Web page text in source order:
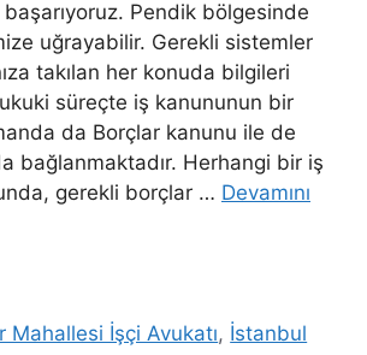
başarıyoruz. Pendik bölgesinde
uğrayabilir. Gerekli sistemler
takılan her konuda bilgileri
süreçte iş kanununun bir
da Borçlar kanunu ile de
bağlanmaktadır. Herhangi bir iş
gerekli borçlar … Devamını
Mahallesi İşçi Avukatı, İstanbul